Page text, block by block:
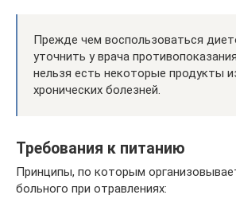
Прежде чем воспользоваться
уточнить у врача
нельзя есть некоторые продукты
хронических болезней.
Требования к питанию
Принципы, по которым
больного при отравлениях: